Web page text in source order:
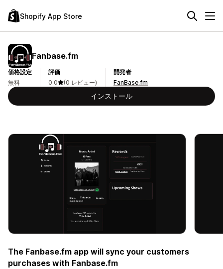
Shopify App Store
Fanbase.fm
価格設定
無料
評価
0.0
(0 レビュー)
開発者
FanBase.fm
インストール
The Fanbase.fm app will sync your customers
purchases with Fanbase.fm